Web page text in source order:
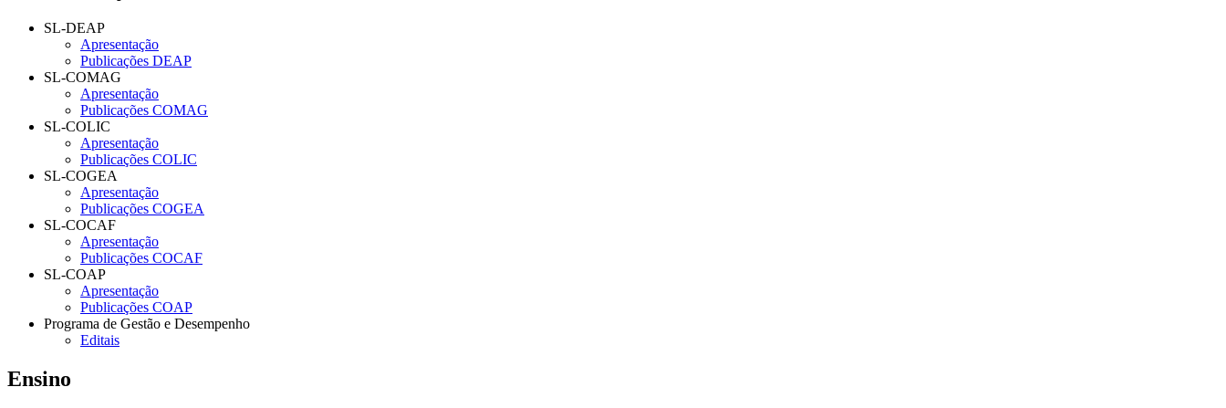
SL-DEAP
Apresentação
Publicações DEAP
SL-COMAG
Apresentação
Publicações COMAG
SL-COLIC
Apresentação
Publicações COLIC
SL-COGEA
Apresentação
Publicações COGEA
SL-COCAF
Apresentação
Publicações COCAF
SL-COAP
Apresentação
Publicações COAP
Programa de Gestão e Desempenho
Editais
Ensino